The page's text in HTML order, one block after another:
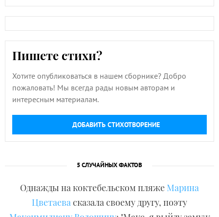
Пишете стихи?
Хотите опубликоваться в нашем сборнике? Добро
пожаловать! Мы всегда рады новым авторам и
интересным материалам.
ДОБАВИТЬ СТИХОТВОРЕНИЕ
5 СЛУЧАЙНЫХ ФАКТОВ
Однажды на коктебельском пляже Марина
Цветаевасказала своему другу, поэту